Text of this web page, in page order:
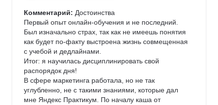
Комментарий: Достоинства
Первый опыт онлайн-обучения и не последний.
Был изначально страх, так как не имеешь понятия
как будет по-факту выстроена жизнь совмещенная
с учебой и дедлайнами.
Итог: я научилась дисциплинировать свой
распорядок дня!
В сфере маркетинга работала, но не так
углубленно, не с такими знаниями, которые дал
мне Яндекс Практикум. По началу каша от